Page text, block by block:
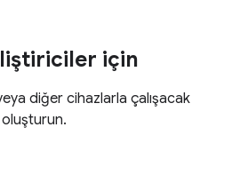
için
diğer cihazlarla çalışacak